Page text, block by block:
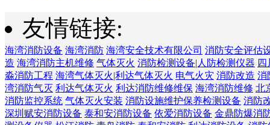
友情链接:
海湾消防设备 海湾消防 海湾安全技术有限公司 消防安全评估
造 海湾消防主机维修 气体灭火 消防检测设备|人防检测仪器
淼消防工程 海湾气体灭火|利达气体灭火 电气火灾 消防改造 消
湾消防气灭 利达气体灭火 利达消防维修维保 海湾消防维修 北
消防监控系统 气体灭火安装 消防设施维护保养检测设备 消防
深圳赋安消防设备 泰和安消防设备 依爱消防设备 金鼎防爆消